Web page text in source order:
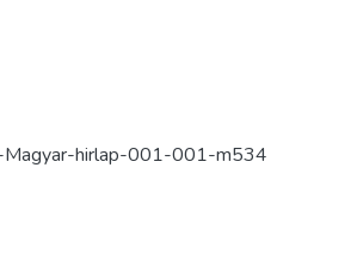
hirlap-001-001-m534